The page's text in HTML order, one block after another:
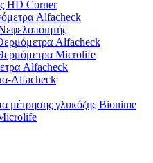
HD Corner
Alfacheck
Alfacheck
Microlife
Alfacheck
Alfacheck
μέτρησης γλυκόζης Bionime